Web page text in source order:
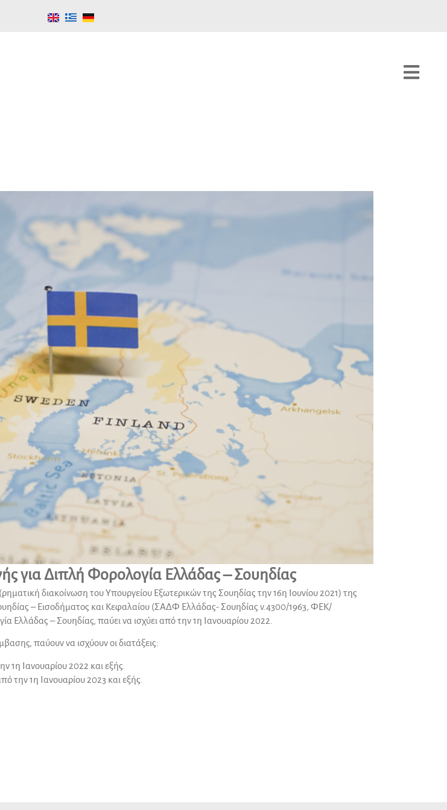
για Διπλή Φορολογία Ελλάδας – Σουηδίας
διακοίνωση του Υπουργείου Εξωτερικών της Σουηδίας την 16η Ιουνίου 2021) της
– Εισοδήματος και Κεφαλαίου (ΣΑΔΦ Ελλάδας- Σουηδίας ν.4300/1963, ΦΕΚ/
Ελλάδας – Σουηδίας, παύει να ισχύει από την 1η Ιανουαρίου 2022.
παύουν να ισχύουν οι διατάξεις:
1η Ιανουαρίου 2022 και εξής.
την 1η Ιανουαρίου 2023 και εξής.